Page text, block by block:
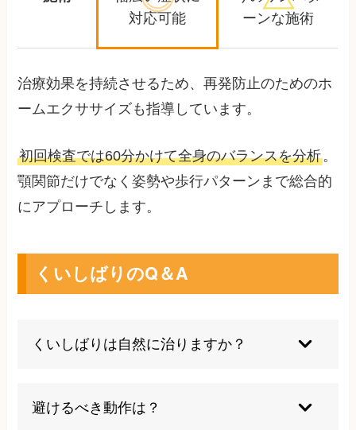
対応可能
ーンな施術
治療効果を持続させるため、再発防止のためのホ
ームエクササイズも指導しています。
初回検査では60分かけて全身のバランスを分析。
顎関節だけでなく姿勢や歩行パターンまで総合的
にアプローチします。
くいしばりのQ＆A
くいしばりは自然に治りますか？
場合は専門的介入が必要です。3ヶ月以上続く症
状は早期治療をお勧めします。
避けるべき動作は？